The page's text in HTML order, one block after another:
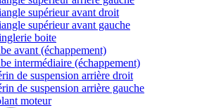
supérieur avant droit
supérieur avant gauche
boite
avant (échappement)
intermédiaire (échappement)
de suspension arrière droit
de suspension arrière gauche
moteur